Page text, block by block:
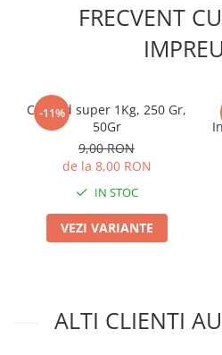
FRECVENT
-11%
Corocid super 1Kg, 250 Gr,
50Gr
9,00 RON
de la 8,00 RON
IN STOC
VEZI VARIANTE
ALTI CLIENTI